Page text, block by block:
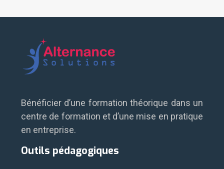
Bénéficier d’une formation théorique dans un
centre de formation et d’une mise en pratique
en entreprise.
Outils pédagogiques